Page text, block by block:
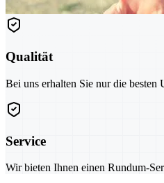
Qualität
Bei uns erhalten Sie nur die besten
Service
Wir bieten Ihnen einen Rundum-